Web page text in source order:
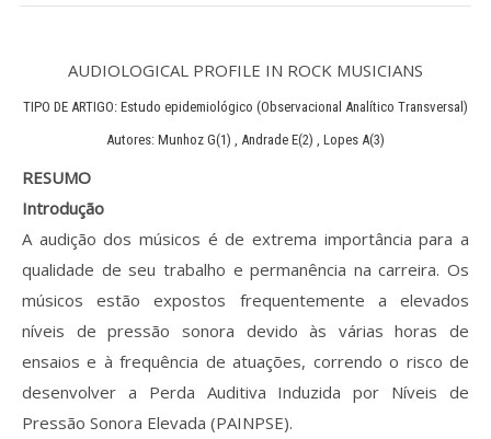
Submeta aqui
Formação Profissional
Sugestões para os Leitores
Investigarem
Congressos
Candidatura a revisor
AUDIOLOGICAL PROFILE IN ROCK MUSICIANS
TIPO DE ARTIGO: Estudo epidemiológico (Observacional Analítico Transversal)
Autores: Munhoz G(1) , Andrade E(2) , Lopes A(3)
RESUMO
Introdução
A audição dos músicos é de extrema importância para a
qualidade de seu trabalho e permanência na carreira. Os
músicos estão expostos frequentemente a elevados
níveis de pressão sonora devido às várias horas de
ensaios e à frequência de atuações, correndo o risco de
desenvolver a Perda Auditiva Induzida por Níveis de
Pressão Sonora Elevada (PAINPSE).